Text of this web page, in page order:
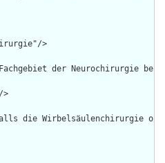
>
der Neurochirurgie
>
die Wirbelsäulenchirurgie